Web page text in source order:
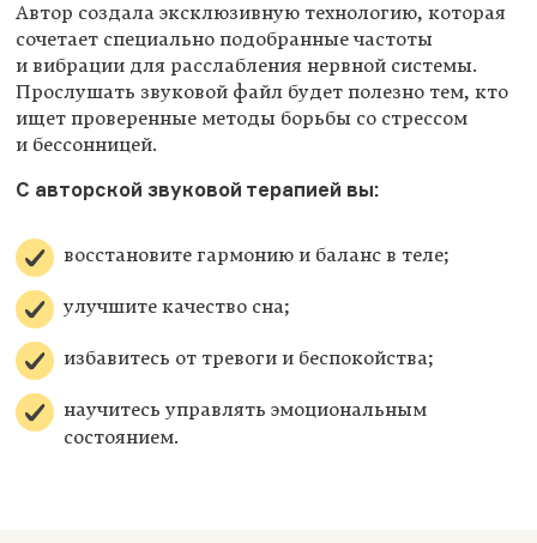
Автор создала эксклюзивную технологию, которая
сочетает специально подобранные частоты
и вибрации для расслабления нервной системы.
Прослушать звуковой файл будет полезно тем, кто
ищет проверенные методы борьбы со стрессом
и бессонницей.
С авторской звуковой терапией вы:
восстановите гармонию и баланс в теле;
улучшите качество сна;
избавитесь от тревоги и беспокойства;
научитесь управлять эмоциональным
состоянием.